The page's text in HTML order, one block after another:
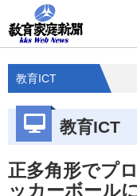
教育ICT
教育ICT
正多角形でプ
ッカーボール